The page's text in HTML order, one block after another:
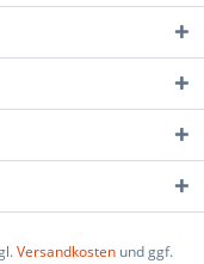
Versandkosten und ggf.